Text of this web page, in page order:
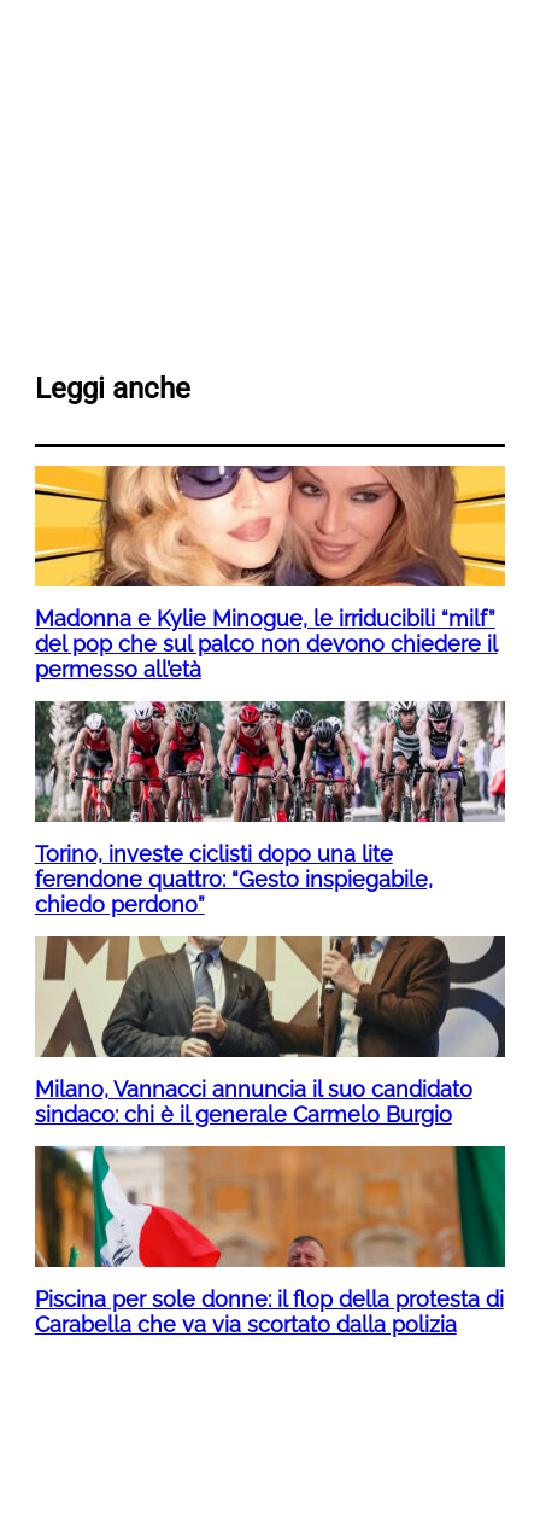
Leggi anche
Madonna e Kylie Minogue, le irriducibili “milf”
del pop che sul palco non devono chiedere il
permesso all’età
Torino, investe ciclisti dopo una lite
ferendone quattro: “Gesto inspiegabile,
chiedo perdono”
Milano, Vannacci annuncia il suo candidato
sindaco: chi è il generale Carmelo Burgio
Piscina per sole donne: il flop della protesta di
Carabella che va via scortato dalla polizia